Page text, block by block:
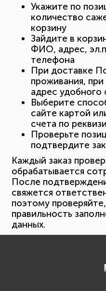
Укажите по
количество
корзину
Зайдите в
ФИО, адрес,
телефона
При доставке
проживания,
адрес удобного
Выберите
сайте картой
счета по
Проверьте
подтвердите
Каждый заказ
обрабатывается
После
свяжется
поэтому
правильность
данных.